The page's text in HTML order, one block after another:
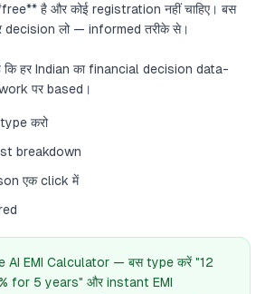
है और कोई registration नहीं चाहिए। बस
decision लो — informed तरीके से।
हर Indian का financial decision data-
पर based।
करो
breakdown
एक click में
AI EMI Calculator — बस type करें "12
for 5 years" और instant EMI